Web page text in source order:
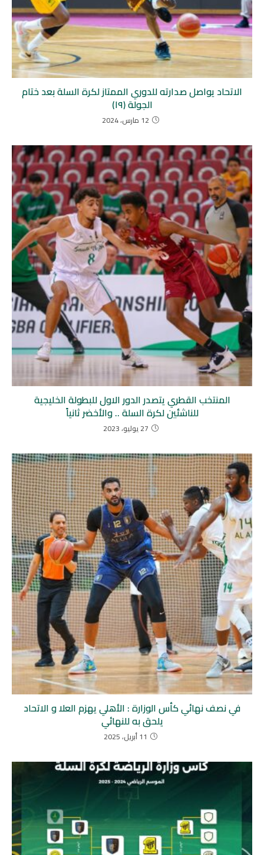
الاتحاد يواصل صدارته للدوري الممتاز لكرة السلة بعد ختام
الجولة (١٩)
12 مارس، 2024
المنتخب القطري يتصدر الدور الاول للبطولة الخليجية
للناشئين لكرة السلة .. والأخضر ثانياً
27 يوليو، 2023
في نصف نهائي كأس الوزارة : الأهلي يهزم العلا و الاتحاد
يلحق به للنهائي
11 أبريل، 2025